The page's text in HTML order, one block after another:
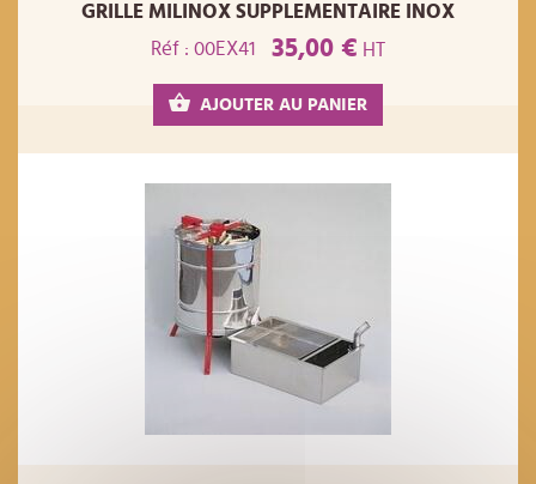
GRILLE MILINOX SUPPLEMENTAIRE INOX
Réf : 00EX41
35,00 € HT
AJOUTER AU PANIER